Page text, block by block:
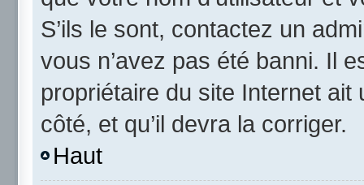
S’ils le sont, contactez un
vous n’avez pas été banni. Il
propriétaire du site Internet
côté, et qu’il devra la corriger.
Haut